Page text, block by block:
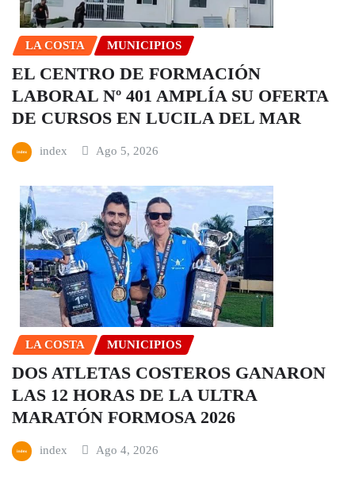
LA COSTA MUNICIPIOS
EL CENTRO DE FORMACIÓN
LABORAL Nº 401 AMPLÍA SU OFERTA
DE CURSOS EN LUCILA DEL MAR
index Ago 5, 2026
LA COSTA MUNICIPIOS
DOS ATLETAS COSTEROS GANARON
LAS 12 HORAS DE LA ULTRA
MARATÓN FORMOSA 2026
index Ago 4, 2026